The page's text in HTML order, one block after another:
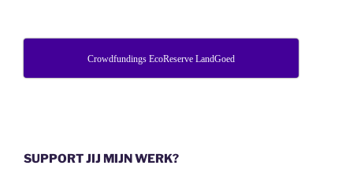
Crowdfundings EcoReserve LandGoed
SUPPORT JIJ MIJN WERK?